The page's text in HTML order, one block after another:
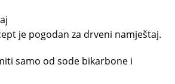
je pogodan za drveni namještaj.
samo od sode bikarbone i